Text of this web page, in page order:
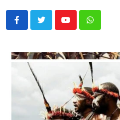
YoutubeWhatsapp